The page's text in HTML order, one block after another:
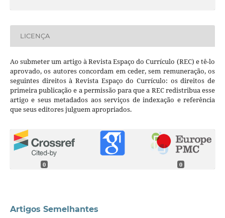
LICENÇA
Ao submeter um artigo à Revista Espaço do Currículo (REC) e tê-lo
aprovado, os autores concordam em ceder, sem remuneração, os
seguintes direitos à Revista Espaço do Currículo: os direitos de
primeira publicação e a permissão para que a REC redistribua esse
artigo e seus metadados aos serviços de indexação e referência
que seus editores julguem apropriados.
0 0
Artigos Semelhantes